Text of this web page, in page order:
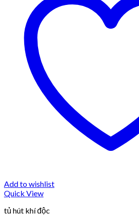
Add to wishlist
Quick View
tủ hút khí độc